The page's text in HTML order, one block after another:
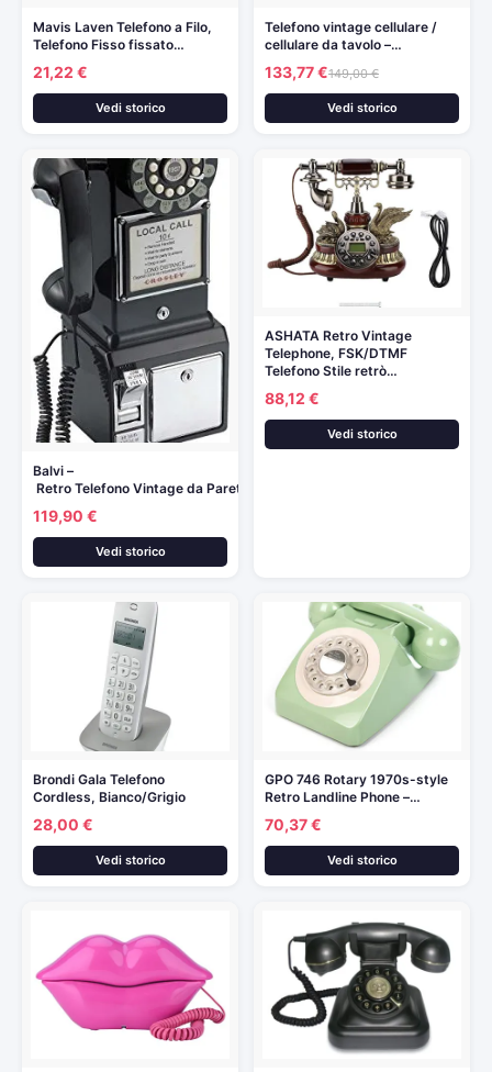
Mavis Laven Telefono a Filo,
Telefono Fisso fissato…
21,22 €
Vedi storico
Telefono vintage cellulare /
cellulare da tavolo –…
133,77 €149,00 €
Vedi storico
Balvi –
Retro Telefono Vintage da Parete
119,90 €
Vedi storico
ASHATA Retro Vintage
Telephone, FSK/DTMF
Telefono Stile retrò…
88,12 €
Vedi storico
Brondi Gala Telefono
Cordless, Bianco/Grigio
28,00 €
Vedi storico
GPO 746 Rotary 1970s-style
Retro Landline Phone –…
70,37 €
Vedi storico